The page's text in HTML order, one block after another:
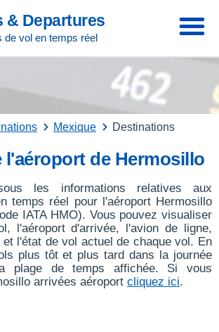
& Departures
de vol en temps réel
Mexique Destinations
l'aéroport de Hermosillo
les informations relatives aux
temps réel pour l'aéroport Hermosillo
IATA HMO). Vous pouvez visualiser
l'aéroport d'arrivée, l'avion de ligne,
et l'état de vol actuel de chaque vol. En
plus tôt et plus tard dans la journée
plage de temps affichée. Si vous
arrivées aéroport cliquez ici.